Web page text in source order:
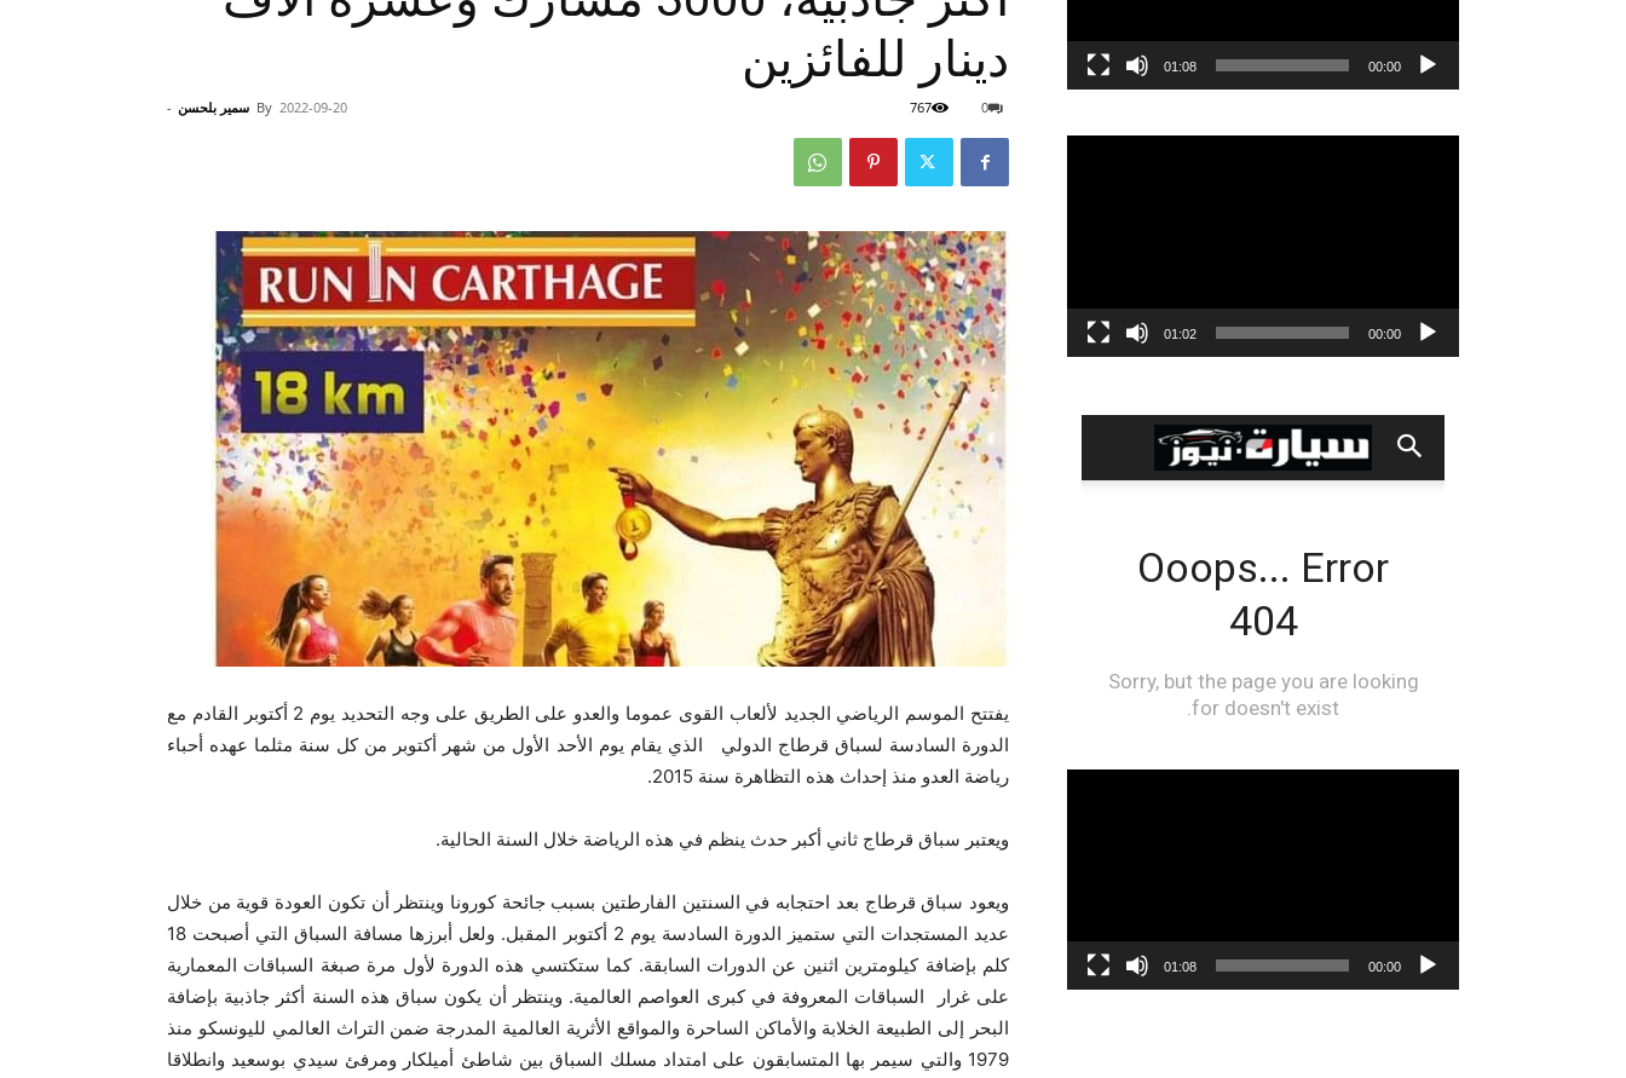
دينار للفائزين‎‎
By سمير بلحسن - 2022-09-20 0
767
يفتتح الموسم الرياضي الجديد لألعاب القوى عموما والعدو على الطريق على وجه التحديد يوم 2 أكتوبر القادم مع
الدورة السادسة لسباق قرطاج الدولي الذي يقام يوم الأحد الأول من شهر أكتوبر من كل سنة مثلما عهده أحباء
رياضة العدو منذ إحداث هذه التظاهرة سنة 2015.
ويعتبر سباق قرطاج ثاني أكبر حدث ينظم في هذه الرياضة خلال السنة الحالية.
ويعود سباق قرطاج بعد احتجابه في السنتين الفارطتين بسبب جائحة كورونا وينتظر أن تكون العودة قوية من خلال
عديد المستجدات التي ستميز الدورة السادسة يوم 2 أكتوبر المقبل. ولعل أبرزها مسافة السباق التي أصبحت 18
كلم بإضافة كيلومترين اثنين عن الدورات السابقة. كما ستكتسي هذه الدورة لأول مرة صبغة السباقات المعمارية
على غرار السباقات المعروفة في كبرى العواصم العالمية. وينتظر أن يكون سباق هذه السنة أكثر جاذبية بإضافة
البحر إلى الطبيعة الخلابة والأماكن الساحرة والمواقع الأثرية العالمية المدرجة ضمن التراث العالمي لليونسكو منذ
1979 والتي سيمر بها المتسابقون على امتداد مسلك السباق بين شاطئ أميلكار ومرفئ سيدي بوسعيد وانطلاقا
00:00
01:08
00:00
01:02
00:00
01:08